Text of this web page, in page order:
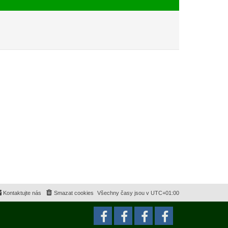
Všechny časy jsou v UTC+01:00
Smazat cookies
Kontaktujte nás